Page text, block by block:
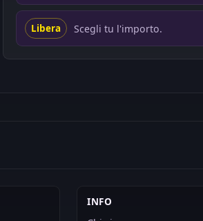
Libera Scegli tu l'importo.
INFO